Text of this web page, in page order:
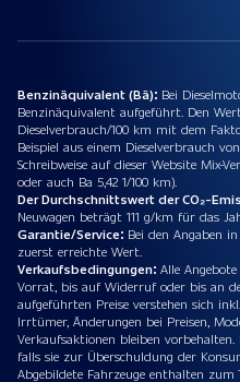
Benzinäquivalent (Bä): Bei
Benzinäquivalent aufgeführt. Den
Dieselverbrauch/100 km mit dem
Beispiel aus einem Dieselverbrauch
Schreibweise auf dieser Website Mix-
oder auch Ba 5,42 1/100 km).
Der Durchschnittswert der CO₂-
Neuwagen beträgt 111 g/km für das
Garantie/Service: Bei den Angaben
zuerst erreichte Wert.
Verkaufsbedingungen: Alle
Vorrat, bis auf Widerruf oder bis an
aufgeführten Preise verstehen sich
Irrtümer, Änderungen bei Preisen,
Verkaufsaktionen bleiben
falls sie zur Überschuldung der
Abgebildete Fahrzeuge enthalten